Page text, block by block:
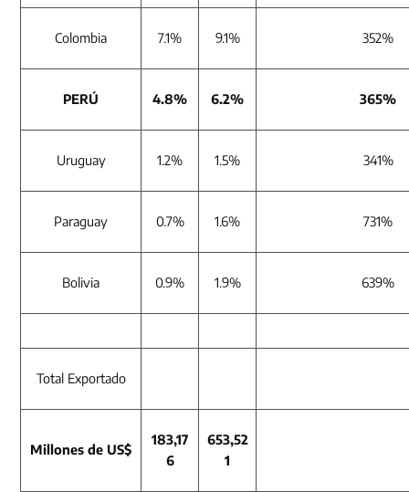
Colombia 7.1% 9.1% 352%
PERÚ 4.8% 6.2% 365%
Uruguay 1.2% 1.5% 341%
Paraguay 0.7% 1.6% 731%
Bolivia 0.9% 1.9% 639%
Total Exportado
Millones de US$
183,17
6
653,52
1